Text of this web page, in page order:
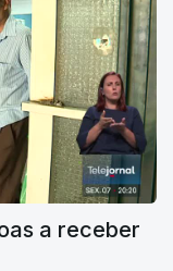
a receber